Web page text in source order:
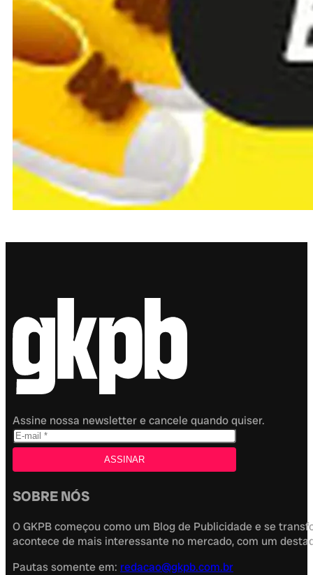
Assine nossa newsletter e cancele quando quiser.
SOBRE NÓS
O GKPB começou como um Blog de Publicidade e se
acontece de mais interessante no mercado, com um
Pautas somente em: redacao@gkpb.com.br